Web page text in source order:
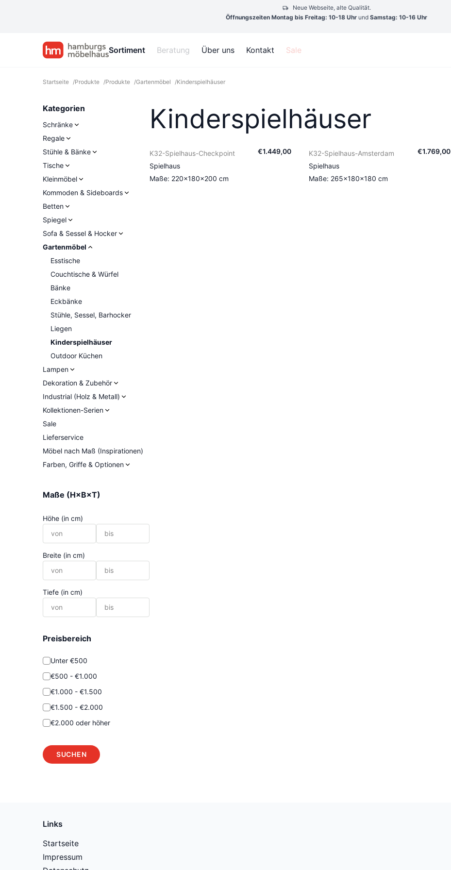
Neue Webseite, alte Qualität.
Öffnungszeiten Montag bis Freitag: 10-18 Uhrund Samstag: 10-16 Uhr
Sortiment Beratung Über uns Kontakt Sale
Startseite /Produkte /Produkte /Gartenmöbel /Kinderspielhäuser
Kategorien
Schränke
Regale
Stühle & Bänke
Tische
Kleinmöbel
Kommoden & Sideboards
Betten
Spiegel
Sofa & Sessel & Hocker
Gartenmöbel
Esstische
Couchtische & Würfel
Bänke
Eckbänke
Stühle, Sessel, Barhocker
Liegen
Kinderspielhäuser
Outdoor Küchen
Lampen
Dekoration & Zubehör
Industrial (Holz & Metall)
Kollektionen-Serien
Sale
Lieferservice
Möbel nach Maß (Inspirationen)
Farben, Griffe & Optionen
Maße (H×B×T)
Höhe (in cm)
Breite (in cm)
Tiefe (in cm)
Preisbereich
Unter €500
€500 - €1.000
€1.000 - €1.500
€1.500 - €2.000
€2.000 oder höher
SUCHEN
Kinderspielhäuser
K32-Spielhaus-Checkpoint €1.449,00
Spielhaus
Maße: 220×180×200 cm
K32-Spielhaus-Amsterdam €1.769,00
Spielhaus
Maße: 265×180×180 cm
Links
Startseite
Impressum